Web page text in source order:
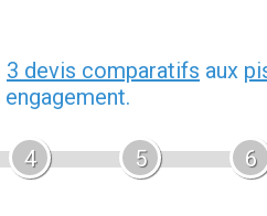
3 devis comparatifs aux
4 5 6